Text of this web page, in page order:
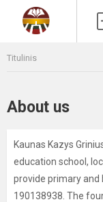
Titulinis
About us
Kaunas Kazys
education school,
provide primary and
190138938. The